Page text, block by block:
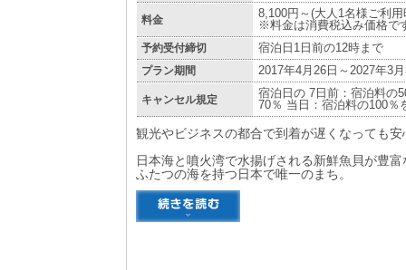
料金
8,100円～(大人1名様ご利
※料金は消費税込み価格で
予約受付締切 宿泊日1日前の12時まで
プラン期間 2017年4月26日～2027年3
キャンセル規定
宿泊日の 7日前：宿泊料の
70％ 当日：宿泊料の100％
観光やビジネスの都合で到着が遅くなっても安
日本海と噴火湾で水揚げされる新鮮魚貝が豊
ふたつの海を持つ日本で唯一のまち。